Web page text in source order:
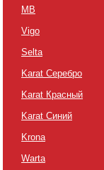
MB
Vigo
Selta
Karat Серебро
Karat Красный
Karat Синий
Krona
Warta